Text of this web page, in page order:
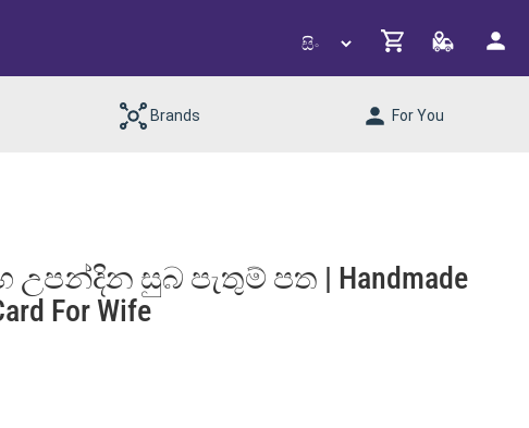
Brands For You
සුබ පැතුම් පත | Handmade
For Wife